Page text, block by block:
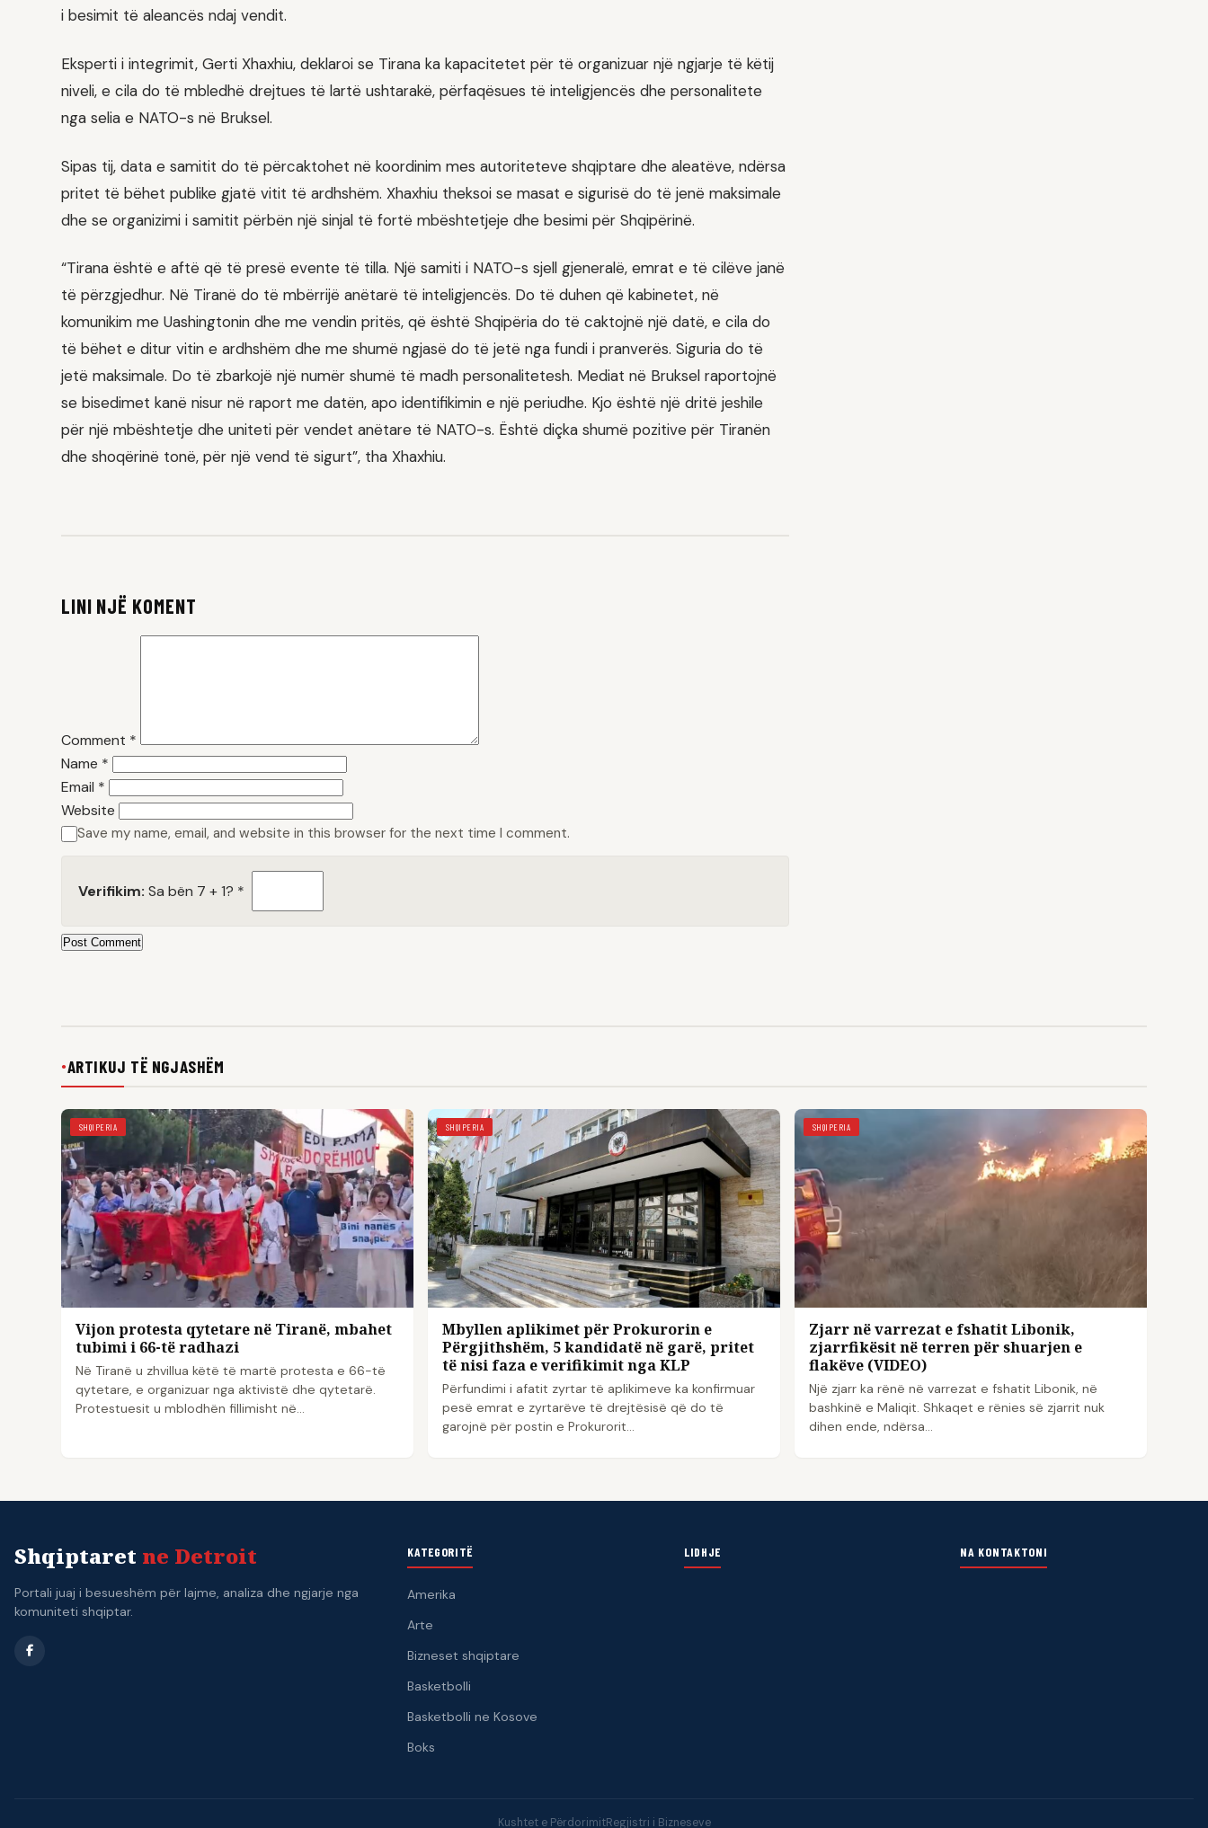
i besimit të aleancës ndaj vendit.
Eksperti i integrimit, Gerti Xhaxhiu, deklaroi se Tirana ka kapacitetet për të organizuar një ngjarje të këtij
niveli, e cila do të mbledhë drejtues të lartë ushtarakë, përfaqësues të inteligjencës dhe personalitete
nga selia e NATO-s në Bruksel.
Sipas tij, data e samitit do të përcaktohet në koordinim mes autoriteteve shqiptare dhe aleatëve, ndërsa
pritet të bëhet publike gjatë vitit të ardhshëm. Xhaxhiu theksoi se masat e sigurisë do të jenë maksimale
dhe se organizimi i samitit përbën një sinjal të fortë mbështetjeje dhe besimi për Shqipërinë.
“Tirana është e aftë që të presë evente të tilla. Një samiti i NATO-s sjell gjeneralë, emrat e të cilëve janë
të përzgjedhur. Në Tiranë do të mbërrijë anëtarë të inteligjencës. Do të duhen që kabinetet, në
komunikim me Uashingtonin dhe me vendin pritës, që është Shqipëria do të caktojnë një datë, e cila do
të bëhet e ditur vitin e ardhshëm dhe me shumë ngjasë do të jetë nga fundi i pranverës. Siguria do të
jetë maksimale. Do të zbarkojë një numër shumë të madh personalitetesh. Mediat në Bruksel raportojnë
se bisedimet kanë nisur në raport me datën, apo identifikimin e një periudhe. Kjo është një dritë jeshile
për një mbështetje dhe uniteti për vendet anëtare të NATO-s. Është diçka shumë pozitive për Tiranën
dhe shoqërinë tonë, për një vend të sigurt”, tha Xhaxhiu.
LINI NJË KOMENT
Comment *
Name *
Email *
Website
Save my name, email, and website in this browser for the next time I comment.
Verifikim: Sa bën 7 + 1? *
Post Comment
●ARTIKUJ TË NGJASHËM
SHQIPERIA
Vijon protesta qytetare në Tiranë, mbahet
tubimi i 66-të radhazi
Në Tiranë u zhvillua këtë të martë protesta e 66-të
qytetare, e organizuar nga aktivistë dhe qytetarë.
Protestuesit u mblodhën fillimisht në…
SHQIPERIA
Mbyllen aplikimet për Prokurorin e
Përgjithshëm, 5 kandidatë në garë, pritet
të nisi faza e verifikimit nga KLP
Përfundimi i afatit zyrtar të aplikimeve ka konfirmuar
pesë emrat e zyrtarëve të drejtësisë që do të
garojnë për postin e Prokurorit…
SHQIPERIA
Zjarr në varrezat e fshatit Libonik,
zjarrfikësit në terren për shuarjen e
flakëve (VIDEO)
Një zjarr ka rënë në varrezat e fshatit Libonik, në
bashkinë e Maliqit. Shkaqet e rënies së zjarrit nuk
dihen ende, ndërsa…
Shqiptaret ne Detroit
Portali juaj i besueshëm për lajme, analiza dhe ngjarje nga
komuniteti shqiptar.
KATEGORITË
Amerika
Arte
Bizneset shqiptare
Basketbolli
Basketbolli ne Kosove
Boks
LIDHJE NA KONTAKTONI
Kushtet e PërdorimitRegjistri i Bizneseve